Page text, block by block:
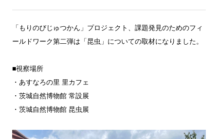
「もりのびじゅつかん」プロジェクト、課題発見のためのフィ
ールドワーク第二弾は「昆虫」についての取材になりました。
■視察場所
・あすなろの里 里カフェ
・茨城自然博物館 常設展
・茨城自然博物館 昆虫展